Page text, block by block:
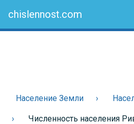
chislennost.com
Население Земли
Численность населения